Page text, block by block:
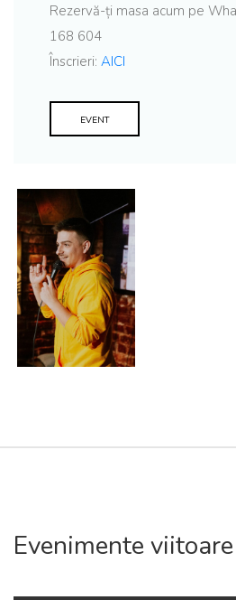
Rezervă-ți masa acum pe
168 604
Înscrieri: AICI
EVENT
Evenimente viitoare